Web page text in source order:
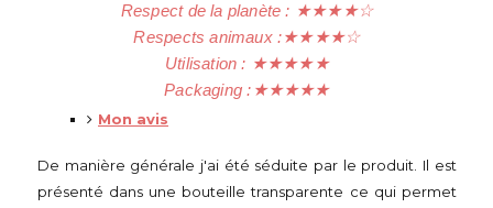
Respect de la planète : ★★★★☆
Respects animaux :★★★★☆
Utilisation : ★★★★★
Packaging : ★★★★★
Mon avis
De manière générale j'ai été séduite par le produit. Il est
présenté dans une bouteille transparente ce qui permet